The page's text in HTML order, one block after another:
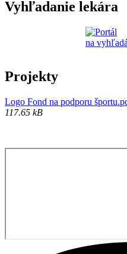
Vyhľadanie lekára
Projekty
Logo Fond na podporu
117.65 kB